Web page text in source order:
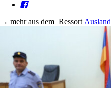
→ mehr aus dem Ressort Ausland